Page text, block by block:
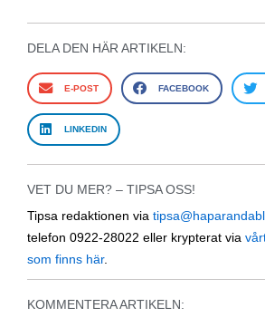
DELA DEN HÄR ARTIKELN:
E-POST FACEBOOK
LINKEDIN
VET DU MER? – TIPSA OSS!
Tipsa redaktionen via
telefon 0922-28022 eller krypterat via
som finns här.
KOMMENTERA ARTIKELN: